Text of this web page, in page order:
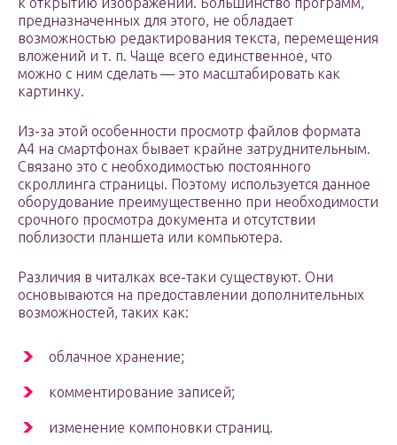
предназначенных для этого, не обладает
возможностью редактирования текста, перемещения
вложений и т. п. Чаще всего единственное, что
можно с ним сделать — это масштабировать как
картинку.
Из-за этой особенности просмотр файлов формата
A4 на смартфонах бывает крайне затруднительным.
Связано это с необходимостью постоянного
скроллинга страницы. Поэтому используется данное
оборудование преимущественно при необходимости
срочного просмотра документа и отсутствии
поблизости планшета или компьютера.
Различия в читалках все-таки существуют. Они
основываются на предоставлении дополнительных
возможностей, таких как:
облачное хранение;
комментирование записей;
изменение компоновки страниц.